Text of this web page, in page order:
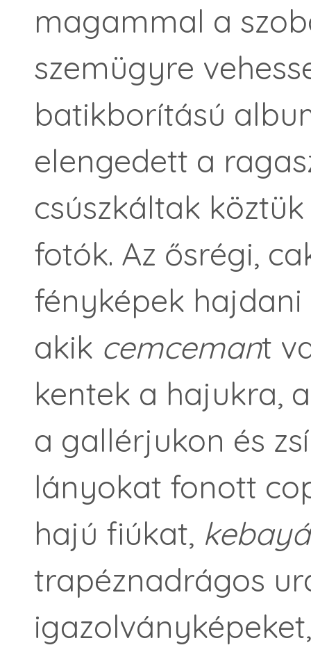
magammal a
szemügyre
batikborítású
elengedett a
csúszkáltak
fotók. Az ősrégi,
fényképek
akik cemcemant
kentek a hajukra,
a gallérjukon és
lányokat fonott
hajú fiúkat, kebayá
trapéznadrágos